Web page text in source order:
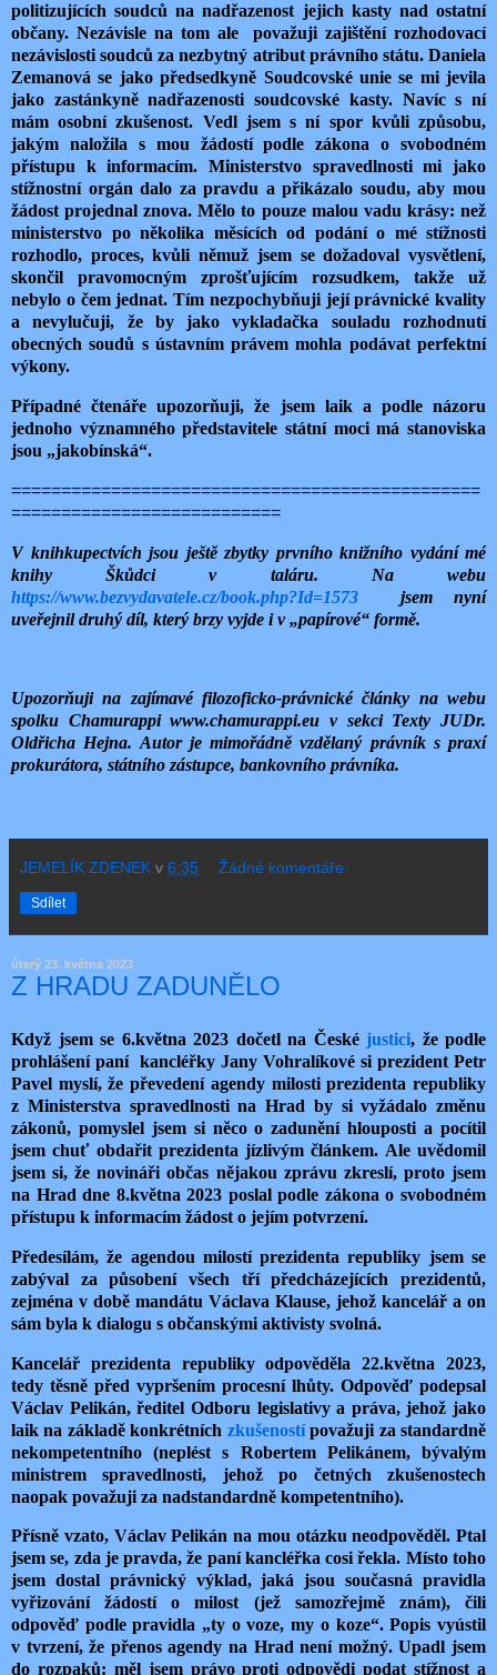
politizujících soudců na nadřazenost jejich kasty nad ostatní
občany. Nezávisle na tom ale považuji zajištění rozhodovací
nezávislosti soudců za nezbytný atribut právního státu. Daniela
Zemanová se jako předsedkyně Soudcovské unie se mi jevila
jako zastánkyně nadřazenosti soudcovské kasty. Navíc s ní
mám osobní zkušenost. Vedl jsem s ní spor kvůli způsobu,
jakým naložila s mou žádostí podle zákona o svobodném
přístupu k informacím. Ministerstvo spravedlnosti mi jako
stížnostní orgán dalo za pravdu a přikázalo soudu, aby mou
žádost projednal znova. Mělo to pouze malou vadu krásy: než
ministerstvo po několika měsících od podání o mé stížnosti
rozhodlo, proces, kvůli němuž jsem se dožadoval vysvětlení,
skončil pravomocným zprošťujícím rozsudkem, takže už
nebylo o čem jednat. Tím nezpochybňuji její právnické kvality
a nevylučuji, že by jako vykladačka souladu rozhodnutí
obecných soudů s ústavním právem mohla podávat perfektní
výkony.
Případné čtenáře upozorňuji, že jsem laik a podle názoru
jednoho významného představitele státní moci má stanoviska
jsou „jakobínská“.
===============================================
===========================
V knihkupectvích jsou ještě zbytky prvního knižního vydání mé
knihy Škůdci v taláru. Na webu
https://www.bezvydavatele.cz/book.php?Id=1573
jsem nyní
uveřejnil druhý díl, který brzy vyjde i v „papírové“ formě.
Upozorňuji na zajímavé filozoficko-právnické články na webu
spolku Chamurappi www.chamurappi.eu v sekci Texty JUDr.
Oldřicha Hejna. Autor je mimořádně vzdělaný právník s praxí
prokurátora, státního zástupce, bankovního právníka.
JEMELÍK ZDENEK v 6:35 Žádné komentáře:
Sdílet
úterý 23. května 2023
Z HRADU ZADUNĚLO
Když jsem se 6.května 2023 dočetl na České justici, že podle
prohlášení paní kancléřky Jany Vohralíkové si prezident Petr
Pavel myslí, že převedení agendy milosti prezidenta republiky
z Ministerstva spravedlnosti na Hrad by si vyžádalo změnu
zákonů, pomyslel jsem si něco o zadunění hlouposti a pocítil
jsem chuť obdařit prezidenta jízlivým článkem. Ale uvědomil
jsem si, že novináři občas nějakou zprávu zkreslí, proto jsem
na Hrad dne 8.května 2023 poslal podle zákona o svobodném
přístupu k informacím žádost o jejím potvrzení.
Předesílám, že agendou milostí prezidenta republiky jsem se
zabýval za působení všech tří předcházejících prezidentů,
zejména v době mandátu Václava Klause, jehož kancelář a on
sám byla k dialogu s občanskými aktivisty svolná.
Kancelář prezidenta republiky odpověděla 22.května 2023,
tedy těsně před vypršením procesní lhůty. Odpověď podepsal
Václav Pelikán, ředitel Odboru legislativy a práva, jehož jako
laik na základě konkrétních zkušenostípovažuji za standardně
nekompetentního (neplést s Robertem Pelikánem, bývalým
ministrem spravedlnosti, jehož po četných zkušenostech
naopak považuji za nadstandardně kompetentního).
Přísně vzato, Václav Pelikán na mou otázku neodpověděl. Ptal
jsem se, zda je pravda, že paní kancléřka cosi řekla. Místo toho
jsem dostal právnický výklad, jaká jsou současná pravidla
vyřizování žádostí o milost (jež samozřejmě znám), čili
odpověď podle pravidla „ty o voze, my o koze“. Popis vyústil
v tvrzení, že přenos agendy na Hrad není možný. Upadl jsem
do rozpaků: měl jsem právo proti odpovědi podat stížnost a